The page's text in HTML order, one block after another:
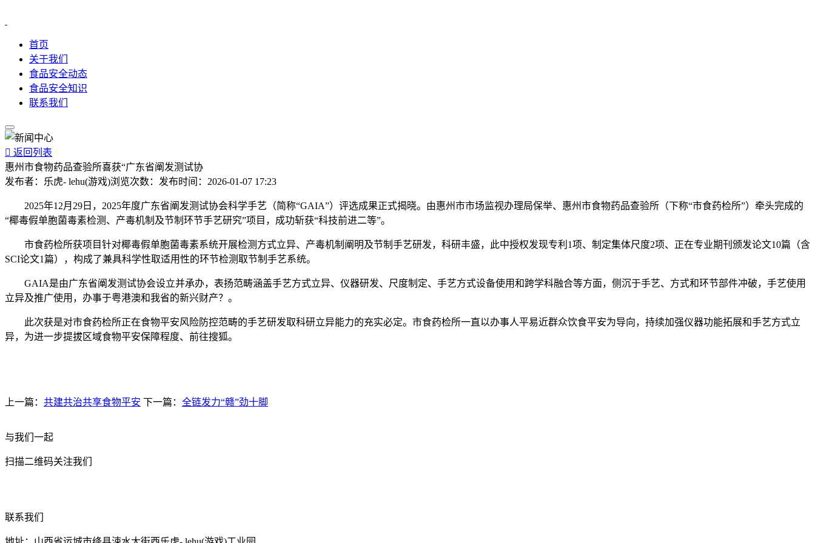
首页
关于我们
食品安全动态
食品安全知识
联系我们
 返回列表
惠州市食物药品查验所喜获“广东省阐发测试协
发布者： 乐虎- lehu(游戏)浏览次数： 发布时间： 2026-01-07 17:23
2025年12月29日，2025年度广东省阐发测试协会科学手艺（简称“GAIA”）评选成果正式揭晓。由惠州市市场监视办理局保举、惠州市食物药品查验所（下称“市食药检所”）牵头完成的
“椰毒假单胞菌毒素检测、产毒机制及节制环节手艺研究”项目，成功斩获“科技前进二等”。
市食药检所获项目针对椰毒假单胞菌毒素系统开展检测方式立异、产毒机制阐明及节制手艺研发，科研丰盛，此中授权发现专利1项、制定集体尺度2项、正在专业期刊颁发论文10篇（含
SCI论文1篇），构成了兼具科学性取适用性的环节检测取节制手艺系统。
GAIA是由广东省阐发测试协会设立并承办，表扬范畴涵盖手艺方式立异、仪器研发、尺度制定、手艺方式设备使用和跨学科融合等方面，侧沉于手艺、方式和环节部件冲破，手艺使用
立异及推广使用，办事于粤港澳和我省的新兴财产？。
此次获是对市食药检所正在食物平安风险防控范畴的手艺研发取科研立异能力的充实必定。市食药检所一直以办事人平易近群众饮食平安为导向，持续加强仪器功能拓展和手艺方式立
异，为进一步提拔区域食物平安保障程度、前往搜狐。
上一篇： 共建共治共享食物平安 下一篇： 全链发力“赣”劲十脚
与我们一起
扫描二维码关注我们
联系我们